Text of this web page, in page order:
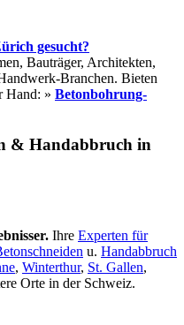
gesucht?
Bauträger, Architekten,
Branchen. Bieten
Hand: » Betonbohrung-
& Handabbruch in
Ihre Experten für
u. Handabbruch
, Winterthur, St. Gallen,
Orte in der Schweiz.